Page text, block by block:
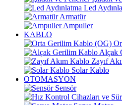
Led
Armatür
Ampuller
KABLO
Alçak
Zayıf
Solar Kablo
OTOMASYON
Sensör